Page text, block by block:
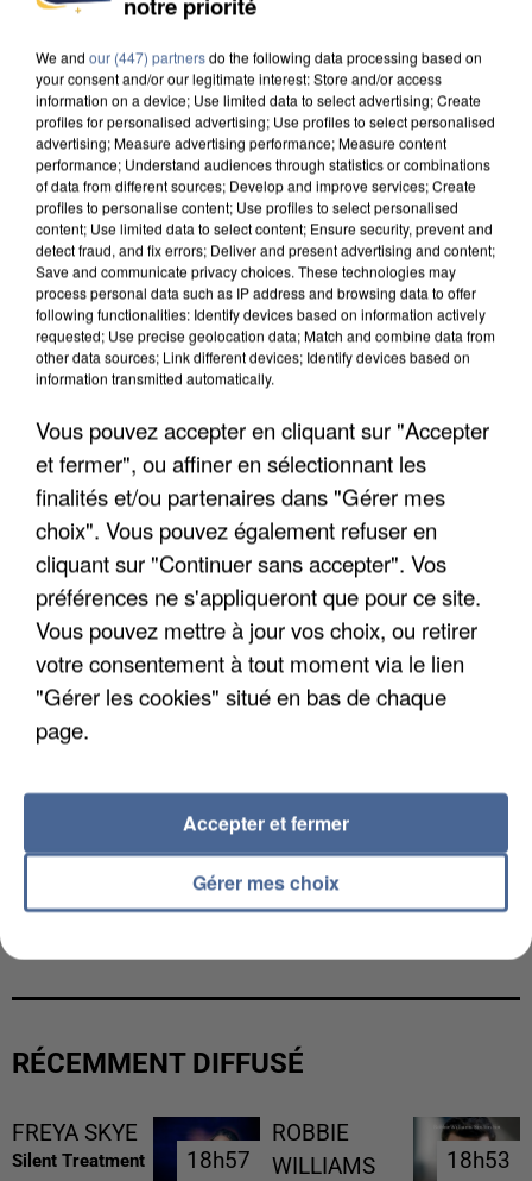
DE SOLIDARITÉ AVEC LES...
APRÈS TOUTES CES CANICULES, LES REFUGES
DE FAUNE SAUVAGE SONT...
L’UN DES FONDATEURS SUPPOSÉS DE LA DZ
RÉCEMMENT DIFFUSÉ
FREYA SKYE
Silent Treatment 18h57
18h57
ROBBIE
WILLIAMS
18h53
18h53
We and our (447) partnersdo the following data processing based on
your consent and/or our legitimate interest: Store and/or access
information on a device; Use limited data to select advertising; Create
profiles for personalised advertising; Use profiles to select personalised
advertising; Measure advertising performance; Measure content
performance; Understand audiences through statistics or combinations
of data from different sources; Develop and improve services; Create
profiles to personalise content; Use profiles to select personalised
content; Use limited data to select content; Ensure security, prevent and
detect fraud, and fix errors; Deliver and present advertising and content;
Save and communicate privacy choices. These technologies may
process personal data such as IP address and browsing data to offer
following functionalities: Identify devices based on information actively
requested; Use precise geolocation data; Match and combine data from
other data sources; Link different devices; Identify devices based on
information transmitted automatically.
Vous pouvez accepter en cliquant sur "Accepter
et fermer", ou affiner en sélectionnant les
finalités et/ou partenaires dans "Gérer mes
choix". Vous pouvez également refuser en
cliquant sur "Continuer sans accepter". Vos
préférences ne s'appliqueront que pour ce site.
Vous pouvez mettre à jour vos choix, ou retirer
votre consentement à tout moment via le lien
"Gérer les cookies" situé en bas de chaque
page.
Gérer mes choix
Accepter et fermer